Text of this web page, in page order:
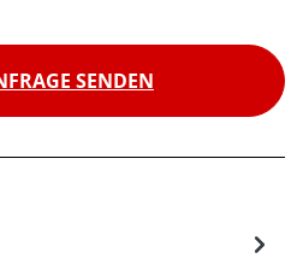
SENDEN